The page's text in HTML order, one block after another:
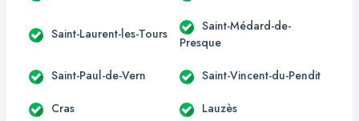
Saint-Laurent-les-Tours
Saint-Médard-de-
Presque
Saint-Paul-de-Vern Saint-Vincent-du-Pendit
Cras Lauzès